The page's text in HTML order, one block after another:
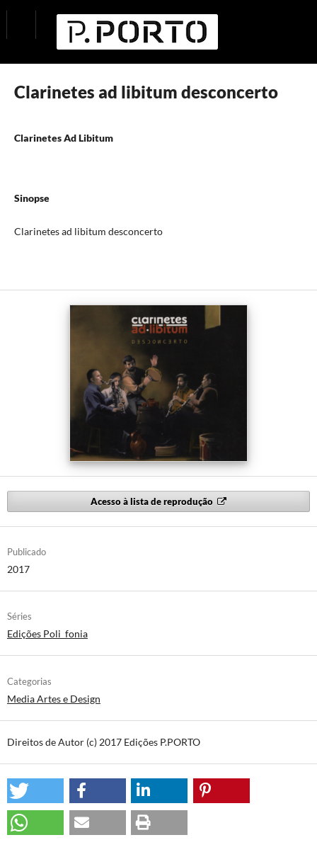
Clarinetes ad libitum desconcerto
Clarinetes Ad Libitum
Sinopse
Clarinetes ad libitum desconcerto
Acesso à lista de reprodução
Publicado
2017
Séries
Edições Poli_fonia
Categorias
Media Artes e Design
Direitos de Autor (c) 2017 Edições P.PORTO